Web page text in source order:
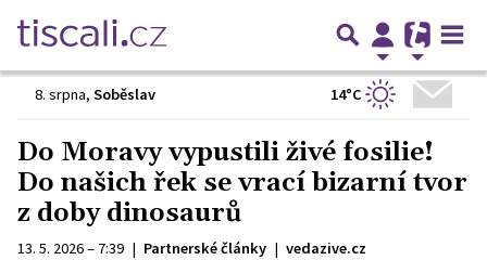
8. srpna, Soběslav 14°C
Do Moravy vypustili živé fosilie!
Do našich řek se vrací bizarní tvor
z doby dinosaurů
13. 5. 2026 – 7:39 | Partnerské články | vedazive.cz